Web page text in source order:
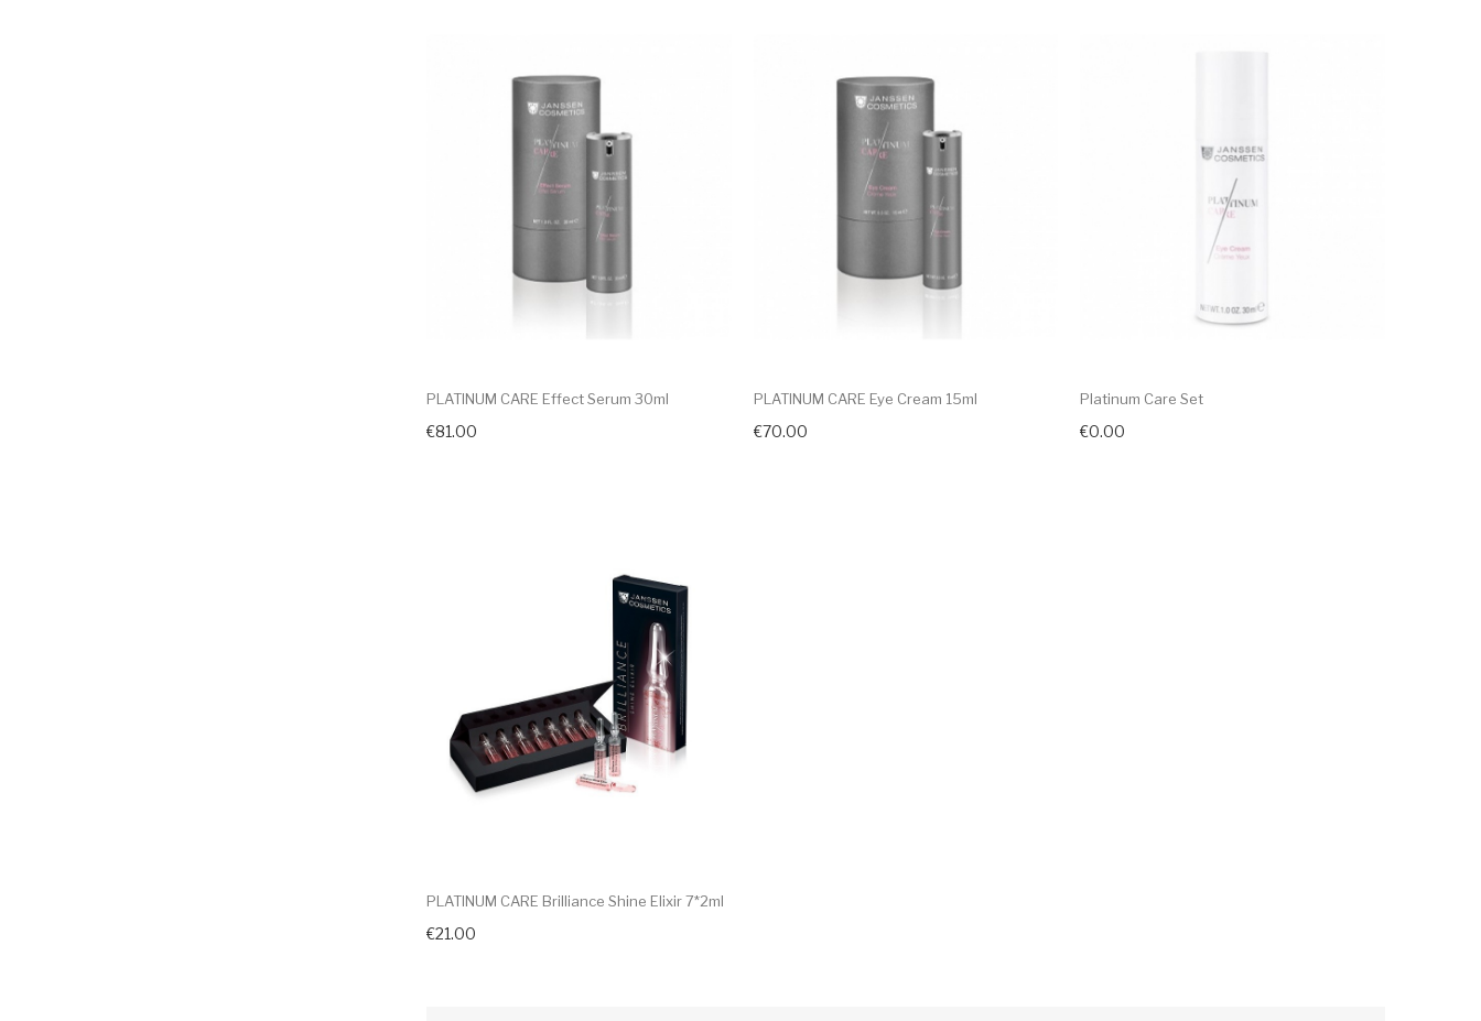
PLATINUM CARE Effect Serum 30ml
€81.00
PLATINUM CARE Eye Cream 15ml
€70.00
Platinum Care Set
€0.00
PLATINUM CARE Brilliance Shine Elixir 7*2ml
€21.00